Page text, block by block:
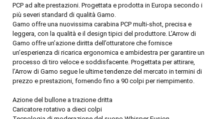
PCP ad alte prestazioni. Progettata e prodotta in Europa secondo i
più severi standard di qualità Gamo.
Gamo offre una nuovissima carabina PCP multi-shot, precisa e
leggera, con la qualità e il design tipici del produttore. L’Arrow di
Gamo offre un’azione diritta dell’otturatore che fornisce
un’esperienza di ricarica ergonomica e ambidestra per garantire un
processo di tiro veloce e soddisfacente. Progettata per attirare,
l’Arrow di Gamo segue le ultime tendenze del mercato in termini di
prezzo e prestazioni, fornendo fino a 90 colpi per riempimento.
Azione del bullone a trazione dritta
Caricatore rotativo a dieci colpi